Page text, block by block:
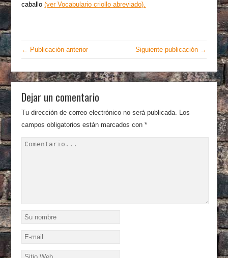
caballo(ver Vocabulario criollo abreviado).
← Publicación anterior Siguiente publicación →
Dejar un comentario
Tu dirección de correo electrónico no será publicada. Los
campos obligatorios están marcados con*